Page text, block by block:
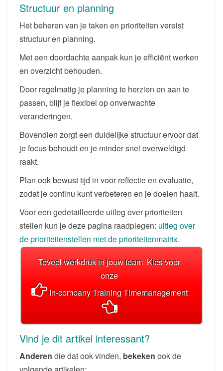
Structuur en planning
Het beheren van je taken en prioriteiten vereist
structuur en planning.
Met een doordachte aanpak kun je efficiënt werken
en overzicht behouden.
Door regelmatig je planning te herzien en aan te
passen, blijf je flexibel op onverwachte
veranderingen.
Bovendien zorgt een duidelijke structuur ervoor dat
je focus behoudt en je minder snel overweldigd
raakt.
Plan ook bewust tijd in voor reflectie en evaluatie,
zodat je continu kunt verbeteren en je doelen haalt.
Voor een gedetailleerde uitleg over prioriteiten
stellen kun je deze pagina raadplegen: uitleg over
de prioriteitenstellen met de prioriteitenmatrix.
Teveel werkdruk in jouw team. Kies voor
onze
In-company Training Timemanagement
Vind je dit artikel interessant?
Anderen die dat ook vinden, bekeken ook de